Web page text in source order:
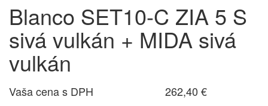
Blanco SET10-C ZIA 5 S
sivá vulkán + MIDA sivá
vulkán
Vaša cena s DPH
262,40 €